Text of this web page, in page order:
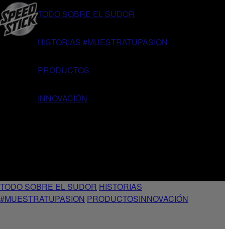
TODO SOBRE EL SUDOR
HISTORIAS #MUESTRATUPASION
PRODUCTOS
INNOVACIÓN
TODO SOBRE EL SUDOR HISTORIAS
#MUESTRATUPASION PRODUCTOSINNOVACIÓN